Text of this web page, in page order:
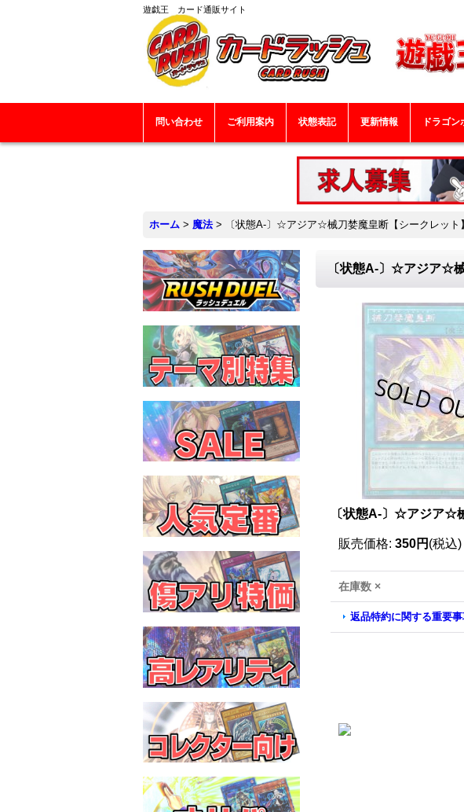
遊戯王 カード通販サイト
問い合わせ ご利用案内 状態表記 更新情報 ドラゴ
ホーム > 魔法 > 〔状態A-〕☆アジア☆械刀婪魔皇断【シークレット
〔状態A-〕☆アジア☆
〔状態A-〕☆アジア☆
販売価格: 350円 (税込)
在庫数 ×
返品特約に関する重要